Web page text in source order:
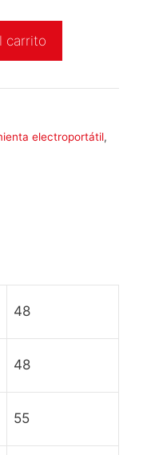
carrito
electroportátil,
48
48
55